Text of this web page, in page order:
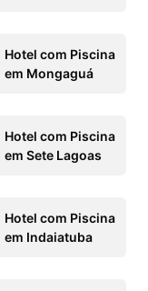
Hotel com Piscina
em Mongaguá
Hotel com Piscina
em Sete Lagoas
Hotel com Piscina
em Indaiatuba